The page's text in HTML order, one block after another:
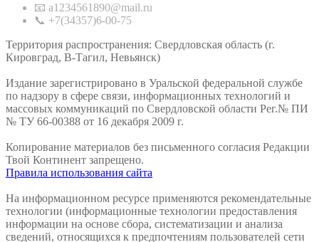
📧 a1234561890@mail.ru
📞 +7(34357)6-00-75
Территория распространения: Свердловская область (г.
Кировград, В-Тагил, Невьянск)
Издание зарегистрировано в Уральской федеральной службе
по надзору в сфере связи, информационных технологий и
массовых коммуникаций по Свердловской области Рег.№ ПИ
№ ТУ 66-00388 от 16 декабря 2009 г.
Копирование материалов без письменного согласия Редакции
Твой Континент запрещено.
Правила использования сайта
На информационном ресурсе применяются рекомендательные
технологии (информационные технологии предоставления
информации на основе сбора, систематизации и анализа
сведений, относящихся к предпочтениям пользователей сети